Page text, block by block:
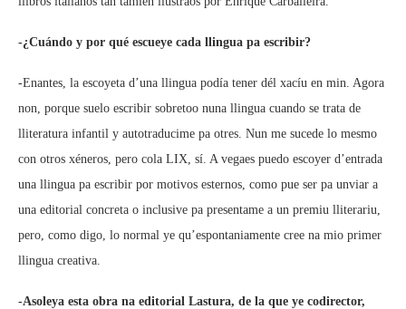
-¿Cuándo y por qué escueye cada llingua pa escribir?
-Enantes, la escoyeta d’una llingua podía tener dél xacíu en min. Agora
non, porque suelo escribir sobretoo nuna llingua cuando se trata de
lliteratura infantil y autotraducime pa otres. Nun me sucede lo mesmo
con otros xéneros, pero cola LIX, sí. A vegaes puedo escoyer d’entrada
una llingua pa escribir por motivos esternos, como pue ser pa unviar a
una editorial concreta o inclusive pa presentame a un premiu lliterariu,
pero, como digo, lo normal ye qu’espontaniamente cree na mio primer
llingua creativa.
-Asoleya esta obra na editorial Lastura, de la que ye codirector,